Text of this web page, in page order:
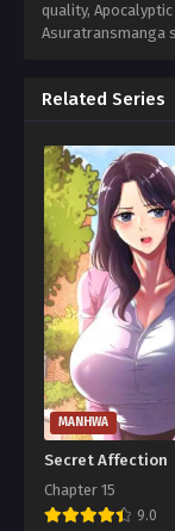
quality,
Asuratransmanga
Related Series
MANHWA
Secret Affection
Chapter 15
9.0